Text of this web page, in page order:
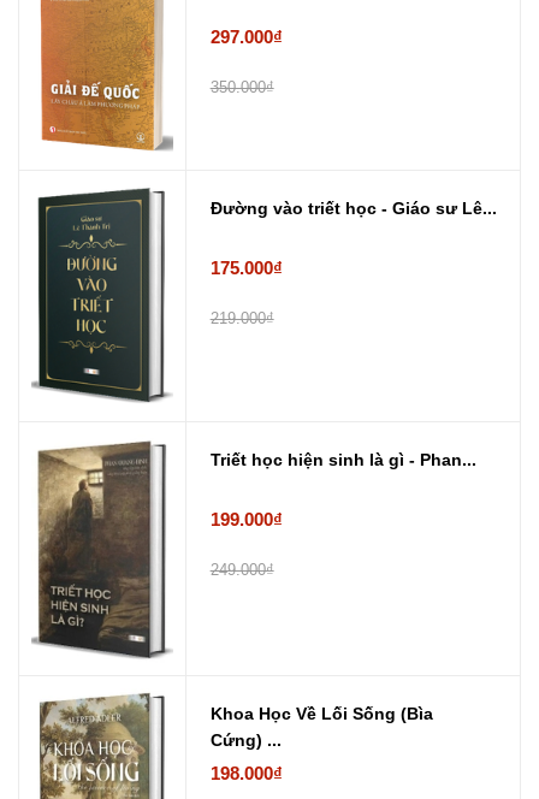
297.000₫
350.000₫
Đường vào triết học - Giáo sư Lê...
175.000₫
219.000₫
Triết học hiện sinh là gì - Phan...
199.000₫
249.000₫
Khoa Học Về Lối Sống (Bìa
Cứng) ...
198.000₫